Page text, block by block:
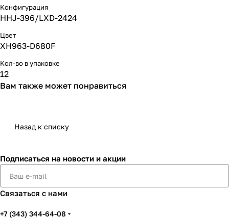
Конфигурация
HHJ-396/LXD-2424
Цвет
XH963-D680F
Кол-во в упаковке
12
Вам также может понравиться
Назад к списку
Подписаться на новости и акции
Связаться с нами
+7 (343) 344-64-08